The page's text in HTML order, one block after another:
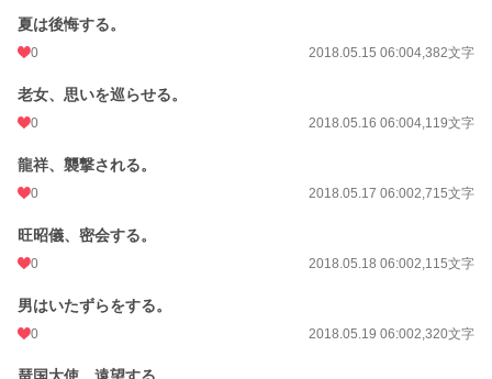
夏は後悔する。
0 2018.05.15 06:004,382文字
老女、思いを巡らせる。
0 2018.05.16 06:004,119文字
龍祥、襲撃される。
0 2018.05.17 06:002,715文字
旺昭儀、密会する。
0 2018.05.18 06:002,115文字
男はいたずらをする。
0 2018.05.19 06:002,320文字